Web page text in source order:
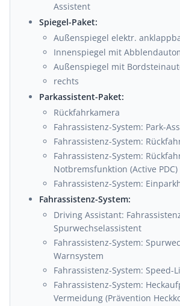
Assistent
Spiegel-Paket:
Außenspiegel elektr.
Innenspiegel mit
Außenspiegel mit
rechts
Parkassistent-Paket:
Rückfahrkamera
Fahrassistenz-System: Park-
Fahrassistenz-System:
Fahrassistenz-System:
Notbremsfunktion (Active PDC)
Fahrassistenz-System:
Fahrassistenz-System:
Driving Assistant:
Spurwechselassistent
Fahrassistenz-System:
Warnsystem
Fahrassistenz-System: Speed-
Fahrassistenz-System:
Vermeidung (Prävention